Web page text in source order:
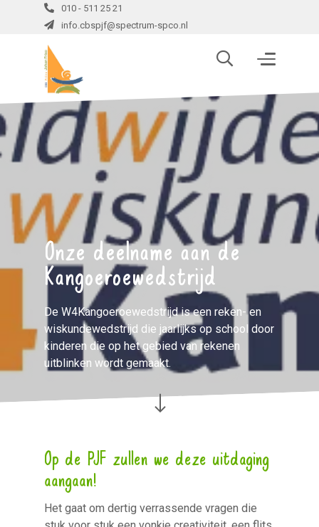
010 - 511 25 21
info.cbspjf@spectrum-spco.nl
Onze deelname aan de
Kangoeroewedstrijd
De W4Kangoeroewedstrijd is een reken- en
wiskundewedstrijd die jaarlijks op school door
kinderen die op het gebied van rekenen
uitblinken wordt gemaakt.
Op de PJF zullen we deze uitdaging
aangaan!
Het gaat om dertig verrassende vragen die